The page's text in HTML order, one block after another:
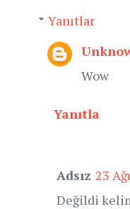
Yanıtlar
Wow
Yanıtla
Adsız 23
Değildi